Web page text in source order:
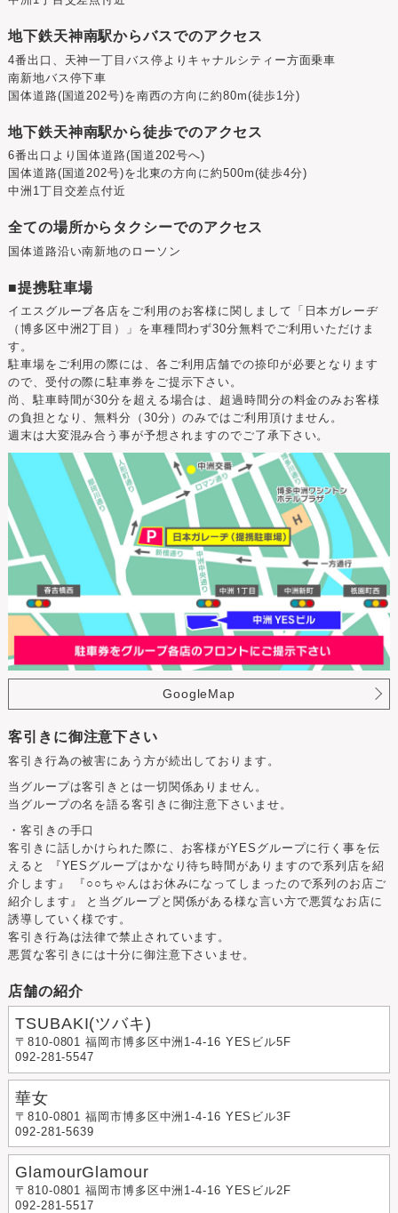
地下鉄天神南駅からバスでのアクセス
4番出口、天神一丁目バス停よりキャナルシティー方面乗車
南新地バス停下車
国体道路(国道202号)を南西の方向に約80m(徒歩1分)
地下鉄天神南駅から徒歩でのアクセス
6番出口より国体道路(国道202号へ)
国体道路(国道202号)を北東の方向に約500m(徒歩4分)
中洲1丁目交差点付近
全ての場所からタクシーでのアクセス
国体道路沿い南新地のローソン
■提携駐車場
イエスグループ各店をご利用のお客様に関しまして「日本ガレーヂ
（博多区中洲2丁目）」を車種問わず30分無料でご利用いただけま
す。
駐車場をご利用の際には、各ご利用店舗での捺印が必要となります
ので、受付の際に駐車券をご提示下さい。
尚、駐車時間が30分を超える場合は、超過時間分の料金のみお客様
の負担となり、無料分（30分）のみではご利用頂けません。
週末は大変混み合う事が予想されますのでご了承下さい。
GoogleMap
客引きに御注意下さい
客引き行為の被害にあう方が続出しております。
当グループは客引きとは一切関係ありません。
当グループの名を語る客引きに御注意下さいませ。
・客引きの手口
客引きに話しかけられた際に、お客様がYESグループに行く事を伝
えると
『YESグループはかなり待ち時間がありますので系列店を紹
介します』
『○○ちゃんはお休みになってしまったので系列のお店ご
紹介します』
と当グループと関係がある様な言い方で悪質なお店に
誘導していく様です。
客引き行為は法律で禁止されています。
悪質な客引きには十分に御注意下さいませ。
店舗の紹介
TSUBAKI(ツバキ)
〒810-0801 福岡市博多区中洲1-4-16 YESビル5F
092-281-5547
華女
〒810-0801 福岡市博多区中洲1-4-16 YESビル3F
092-281-5639
GlamourGlamour
〒810-0801 福岡市博多区中洲1-4-16 YESビル2F
092-281-5517